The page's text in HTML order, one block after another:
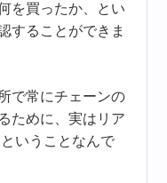
を買ったか、とい
することができま
で常にチェーンの
ために、実はリア
いうことなんで